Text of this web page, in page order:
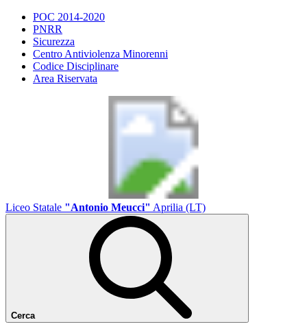
POC 2014-2020
PNRR
Sicurezza
Centro Antiviolenza Minorenni
Codice Disciplinare
Area Riservata
Liceo Statale "Antonio Meucci" Aprilia (LT)
Cerca